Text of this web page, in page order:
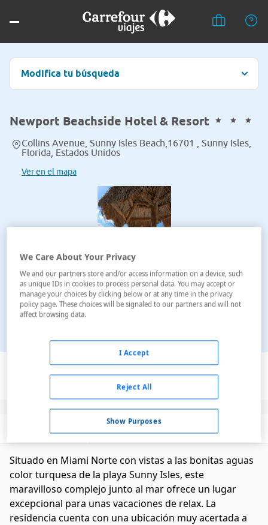
Modifica tu búsqueda
Newport Beachside Hotel & Resort
Collins Avenue, Sunny Isles Beach,16701 , Sunny Isles,
Florida, Estados Unidos
Ver en el mapa
Ver en el mapa
Servicios
Situado en Miami Norte con vistas a las bonitas aguas
color turquesa de la playa Sunny Isles, este
maravilloso complejo junto al mar ofrece un lugar
excepcional para unas vacaciones de relax. La
residencia cuenta con una ubicación muy acertada a
We Care About Your Privacy
We and our partners store and/or access information on a device, such
as unique IDs in cookies to process personal data. You may accept or
manage your choices by clicking below or at any time in the privacy
policy page. These choices will be signaled to our partners and will not
affect browsing data.
Show Purposes
Reject All
I Accept